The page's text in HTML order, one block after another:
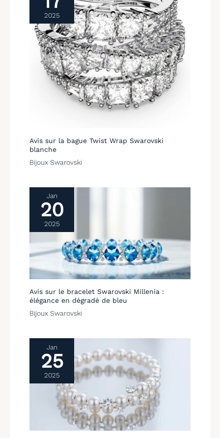
2025
Avis sur la bague Twist Wrap Swarovski
blanche
Bijoux Swarovski
Jan
20
2025
Avis sur le bracelet Swarovski Millenia :
élégance en dégradé de bleu
Bijoux Swarovski
Jan
25
2025